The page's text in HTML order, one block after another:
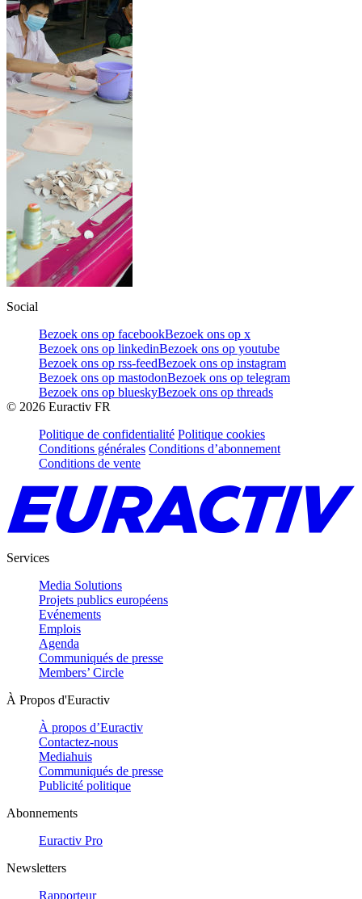
Social
Bezoek ons op facebookBezoek ons op x
Bezoek ons op linkedinBezoek ons op youtube
Bezoek ons op rss-feedBezoek ons op instagram
Bezoek ons op mastodonBezoek ons op telegram
Bezoek ons op blueskyBezoek ons op threads
© 2026 Euractiv FR
Politique de confidentialité Politique cookies
Conditions générales Conditions d’abonnement
Conditions de vente
Services
Media Solutions
Projets publics européens
Evénements
Emplois
Agenda
Communiqués de presse
Members’ Circle
À Propos d'Euractiv
À propos d’Euractiv
Contactez-nous
Mediahuis
Communiqués de presse
Publicité politique
Abonnements
Euractiv Pro
Newsletters
Rapporteur